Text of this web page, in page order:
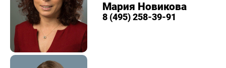
Мария Новикова
8 (495) 258-39-91